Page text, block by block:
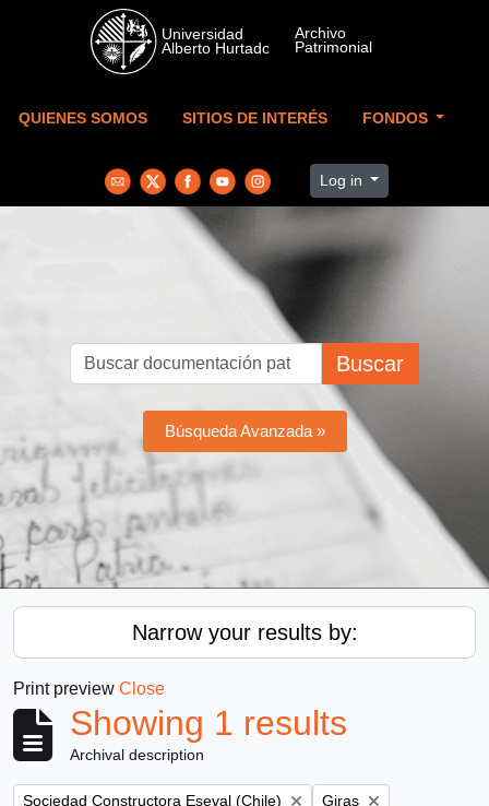
Skip to main content
QUIENES SOMOS SITIOS DE INTERÉS FONDOS
Log in
Buscar
Búsqueda Avanzada »
Narrow your results by:
Print preview Close
Showing 1 results
Archival description
Remove filter:
Sociedad Constructora Eseval (Chile) Remove filter:
Giras